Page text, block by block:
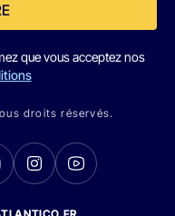
que vous acceptez nos
droits réservés.